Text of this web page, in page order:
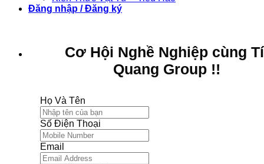
Đăng nhập / Đăng ký
Cơ Hội Nghề Nghiệp cùng
Quang Group !!
Họ Và Tên
Số Điện Thoại
Email